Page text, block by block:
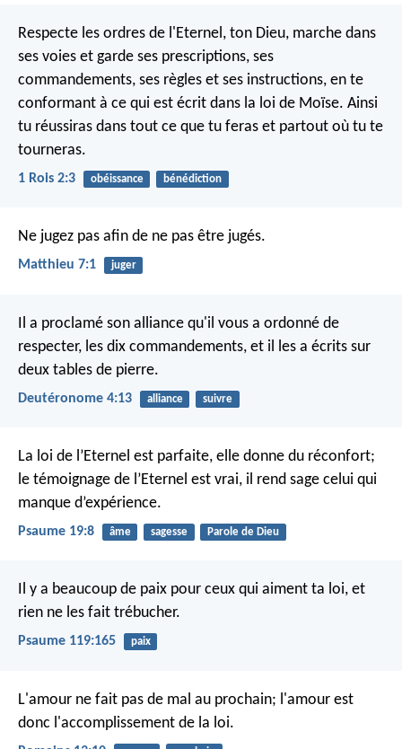
Respecte les ordres de l'Eternel, ton Dieu, marche dans
ses voies et garde ses prescriptions, ses
commandements, ses règles et ses instructions, en te
conformant à ce qui est écrit dans la loi de Moïse. Ainsi
tu réussiras dans tout ce que tu feras et partout où tu te
tourneras.
1 Rois 2:3 obéissance bénédiction
Ne jugez pas afin de ne pas être jugés.
Matthieu 7:1 juger
Il a proclamé son alliance qu'il vous a ordonné de
respecter, les dix commandements, et il les a écrits sur
deux tables de pierre.
Deutéronome 4:13 alliance suivre
La loi de l’Eternel est parfaite, elle donne du réconfort;
le témoignage de l’Eternel est vrai, il rend sage celui qui
manque d’expérience.
Psaume 19:8 âme sagesse Parole de Dieu
Il y a beaucoup de paix pour ceux qui aiment ta loi, et
rien ne les fait trébucher.
Psaume 119:165 paix
L'amour ne fait pas de mal au prochain; l'amour est
donc l'accomplissement de la loi.